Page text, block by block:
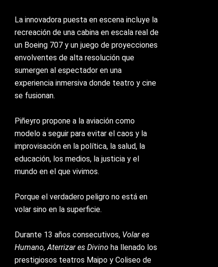
La innovadora puesta en escena incluye la
recreación de una cabina en escala real de
un Boeing 707 y un juego de proyecciones
envolventes de alta resolución que
sumergen al espectador en una
experiencia inmersiva donde teatro y cine
se fusionan.
Piñeyro propone a la aviación como
modelo a seguir para evitar el caos y la
improvisación en la política, la salud, la
educación, los medios, la justicia y el
mundo en el que vivimos.
Porque el verdadero peligro no está en
volar sino en la superficie.
Durante 13 años consecutivos, Volar es
Humano, Aterrizar es Divino ha llenado los
prestigiosos teatros Maipo y Coliseo de